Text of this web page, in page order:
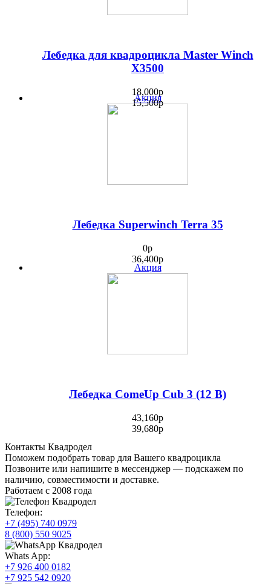
Лебедка для квадроцикла Master Winch
X3500
18,000p
15,500p
Акция
Лебедка Superwinch Terra 35
0p
36,400p
Акция
Лебедка ComeUp Cub 3 (12 В)
43,160p
39,680p
Контакты Квадродел
Поможем подобрать товар для Вашего квадроцикла
Позвоните или напишите в мессенджер — подскажем по
наличию, совместимости и доставке.
Работаем с 2008 года
Телефон:
+7 (495) 740 0979
8 (800) 550 9025
Whats App:
+7 926 400 0182
+7 925 542 0920